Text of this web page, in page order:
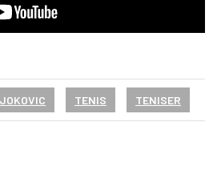
TENIS TENISER